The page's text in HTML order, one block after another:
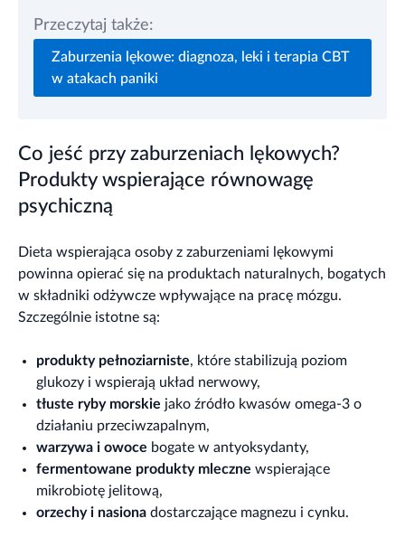
Przeczytaj także:
Zaburzenia lękowe: diagnoza, leki i terapia CBT
w atakach paniki
Co jeść przy zaburzeniach lękowych?
Produkty wspierające równowagę
psychiczną
Dieta wspierająca osoby z zaburzeniami lękowymi
powinna opierać się na produktach naturalnych, bogatych
w składniki odżywcze wpływające na pracę mózgu.
Szczególnie istotne są:
produkty pełnoziarniste, które stabilizują poziom
glukozy i wspierają układ nerwowy,
tłuste ryby morskie jako źródło kwasów omega-3 o
działaniu przeciwzapalnym,
warzywa i owoce bogate w antyoksydanty,
fermentowane produkty mleczne wspierające
mikrobiotę jelitową,
orzechy i nasiona dostarczające magnezu i cynku.